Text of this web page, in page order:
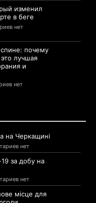
изменил
в беге
нет
почему
лучшая
и
нет
на Черкащині
нет
за добу на
нет
місце для